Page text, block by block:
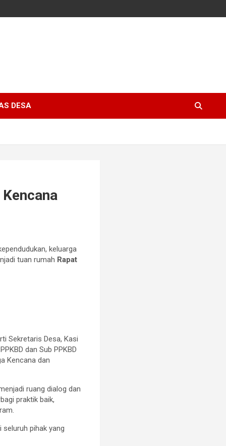
DESA
keluarga
tuan rumah Rapat
Sekretaris Desa, Kasi
dan Sub PPKBD
Kencana dan
ruang dialog dan
praktik baik,
seluruh pihak yang